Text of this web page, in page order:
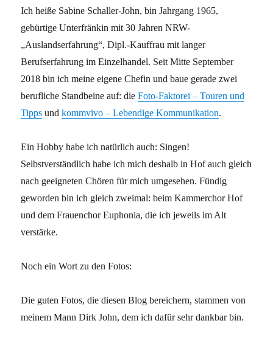
Ich heiße Sabine Schaller-John, bin Jahrgang 1965,
gebürtige Unterfränkin mit 30 Jahren NRW-
„Auslandserfahrung“, Dipl.-Kauffrau mit langer
Berufserfahrung im Einzelhandel. Seit Mitte September
2018 bin ich meine eigene Chefin und baue gerade zwei
berufliche Standbeine auf: dieFoto-Faktorei – Touren und
Tipps undkommvivo – Lebendige Kommunikation.
Ein Hobby habe ich natürlich auch: Singen!
Selbstverständlich habe ich mich deshalb in Hof auch gleich
nach geeigneten Chören für mich umgesehen. Fündig
geworden bin ich gleich zweimal: beim Kammerchor Hof
und dem Frauenchor Euphonia, die ich jeweils im Alt
verstärke.
Noch ein Wort zu den Fotos:
Die guten Fotos, die diesen Blog bereichern, stammen von
meinem Mann Dirk John, dem ich dafür sehr dankbar bin.